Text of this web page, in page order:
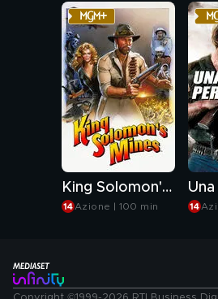
King Solomon's Mines
Azione | 100 min